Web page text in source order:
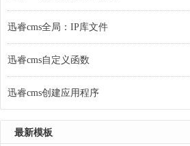
迅睿cms全局：IP库文件
迅睿cms自定义函数
迅睿cms创建应用程序
最新模板